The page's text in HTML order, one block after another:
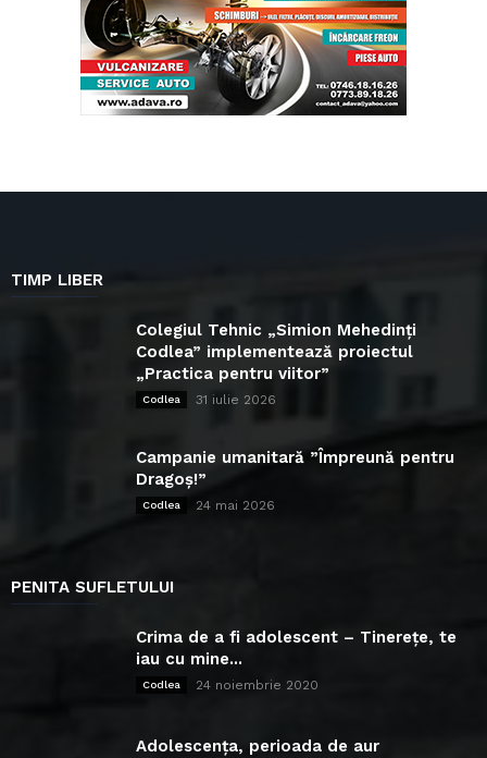
TIMP LIBER
Colegiul Tehnic „Simion Mehedinți
Codlea” implementează proiectul
„Practica pentru viitor”
Codlea 31 iulie 2026
Campanie umanitară ”Împreună pentru
Dragoș!”
Codlea 24 mai 2026
PENITA SUFLETULUI
Crima de a fi adolescent – Tinerețe, te
iau cu mine...
Codlea 24 noiembrie 2020
Adolescența, perioada de aur